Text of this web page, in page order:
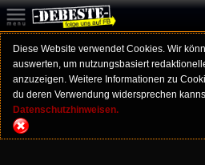
Diese Website verwendet Cookies. Wir
auswerten, um nutzungsbasiert
anzuzeigen. Weitere Informationen zu
du deren Verwendung widersprechen
Datenschutzhinweisen.